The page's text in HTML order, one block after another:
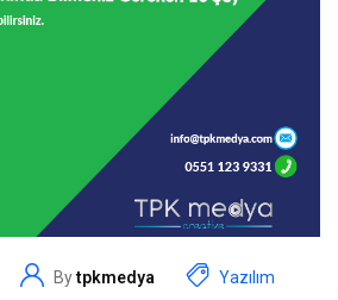
Bytpkmedya Yazılım